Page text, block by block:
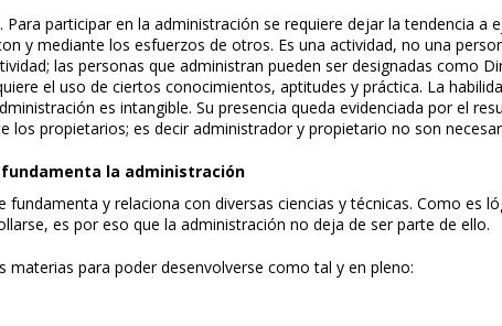
participar en la administración se requiere dejar la tendencia a
y mediante los esfuerzos de otros. Es una actividad, no una
las personas que administran pueden ser designadas como
el uso de ciertos conocimientos, aptitudes y práctica. La
es intangible. Su presencia queda evidenciada por el
los propietarios; es decir administrador y propietario no son
fundamenta la administración
fundamenta y relaciona con diversas ciencias y técnicas. Como es
es por eso que la administración no deja de ser parte de ello.
materias para poder desenvolverse como tal y en pleno: